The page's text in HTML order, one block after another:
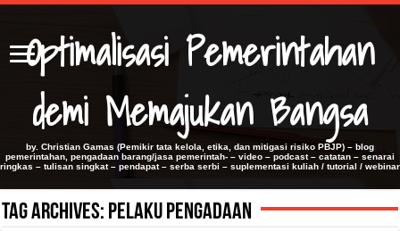
Optimalisasi Pemerintahan
demi Memajukan Bangsa
by. Christian Gamas (Pemikir tata kelola, etika, dan mitigasi risiko PBJP) – blog
pemerintahan, pengadaan barang/jasa pemerintah- – video – podcast – catatan – senarai
ringkas – tulisan singkat – pendapat – serba serbi – suplementasi kuliah / tutorial / webinar
Tag Archives: Pelaku Pengadaan